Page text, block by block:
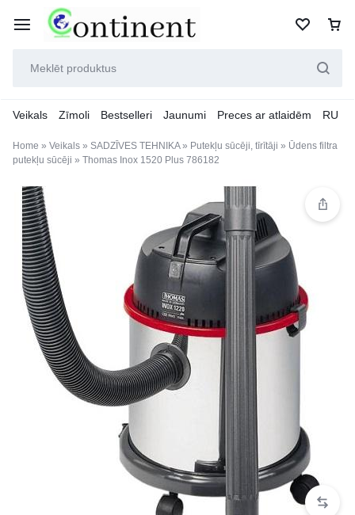
Veikals Zīmoli Bestselleri Jaunumi Preces ar atlaidēm RU
Home » Veikals » SADZĪVES TEHNIKA» Putekļu sūcēji, tīrītāji » Ūdens filtra
putekļu sūcēji » Thomas Inox 1520 Plus 786182